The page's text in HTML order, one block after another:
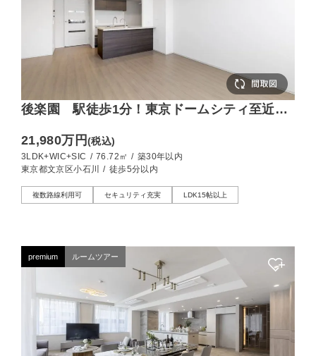
後楽園 駅徒歩1分！東京ドームシティ至近で
21,980万円(税込)
3LDK+WIC+SIC / 76.72㎡ / 築30年以内
東京都文京区小石川
/ 徒歩5分以内
複数路線利用可 セキュリティ充実 LDK15帖以上
premium ルームツアー